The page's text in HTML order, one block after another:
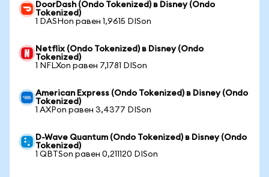
DoorDash (Ondo Tokenized) в Disney (Ondo
Tokenized)
1 DASHon равен 1,9615 DISon
Netflix (Ondo Tokenized) в Disney (Ondo
Tokenized)
1 NFLXon равен 7,1781 DISon
American Express (Ondo Tokenized) в Disney (Ondo
Tokenized)
1 AXPon равен 3,4377 DISon
D-Wave Quantum (Ondo Tokenized) в Disney (Ondo
Tokenized)
1 QBTSon равен 0,211120 DISon